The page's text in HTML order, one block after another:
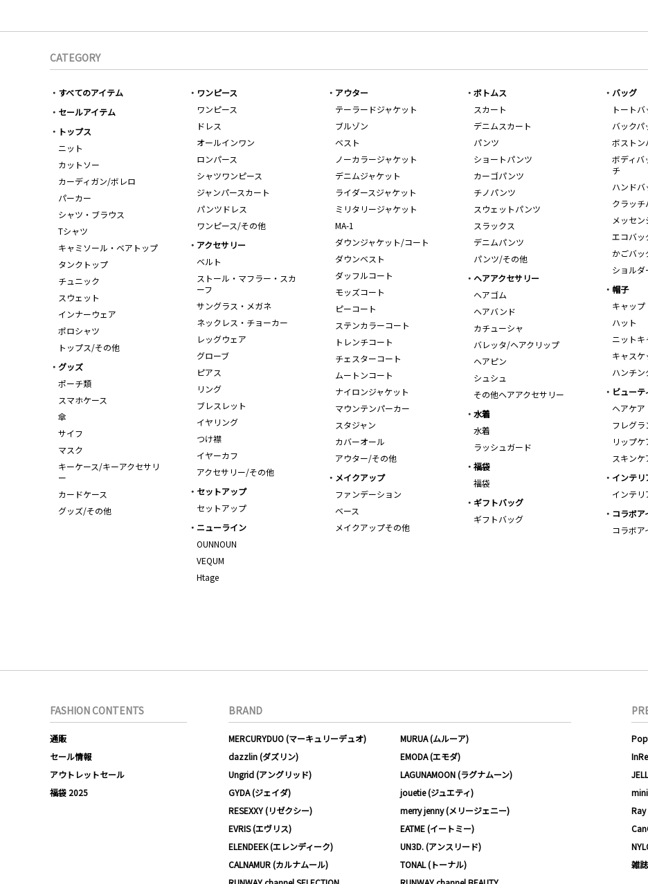
CATEGORY
すべてのアイテム
セールアイテム
トップス
ニット
カットソー
カーディガン/ボレロ
パーカー
シャツ・ブラウス
Tシャツ
キャミソール・ベアトップ
タンクトップ
チュニック
スウェット
インナーウェア
ポロシャツ
トップス/その他
ワンピース
ワンピース
ドレス
オールインワン
ロンパース
シャツワンピース
ジャンパースカート
パンツドレス
ワンピース/その他
アウター
テーラードジャケット
ブルゾン
ベスト
ノーカラージャケット
デニムジャケット
ライダースジャケット
ミリタリージャケット
MA-1
ダウンジャケット/コート
ダウンベスト
ダッフルコート
モッズコート
ピーコート
ステンカラーコート
トレンチコート
チェスターコート
ムートンコート
ナイロンジャケット
マウンテンパーカー
スタジャン
カバーオール
アウター/その他
ボトムス
スカート
デニムスカート
パンツ
ショートパンツ
カーゴパンツ
チノパンツ
スウェットパンツ
スラックス
デニムパンツ
パンツ/その他
バッグ
トートバ
バック
ボストン
ボディバ
チ
ハンドバ
クラッチ
メッセ
エコバ
かごバッ
ショル
アクセサリー
ベルト
ストール・マフラー・スカ
ーフ
サングラス・メガネ
ネックレス・チョーカー
レッグウェア
グローブ
ピアス
リング
ブレスレット
イヤリング
つけ襟
イヤーカフ
アクセサリー/その他
ヘアアクセサリー
ヘアゴム
ヘアバンド
カチューシャ
バレッタ/ヘアクリップ
ヘアピン
シュシュ
その他ヘアアクセサリー
帽子
キャップ
ハット
ニット
キャスケ
ハンチ
グッズ
ポーチ類
スマホケース
傘
サイフ
マスク
キーケース/キーアクセサリ
ー
カードケース
グッズ/その他
ビューテ
ヘアケア
フレグラ
リップケ
スキンケ
水着
水着
ラッシュガード
福袋
福袋
メイクアップ
ファンデーション
ベース
メイクアップその他
インテ
インテ
セットアップ
セットアップ
ギフトバッグ
ギフトバッグ
コラボア
コラボア
ニューライン
OUNNOUN
VEQUM
Htage
FASHION CONTENTS
通販
セール情報
アウトレットセール
福袋 2025
BRAND
MERCURYDUO (マーキュリーデュオ)
MURUA (ムルーア)
dazzlin (ダズリン)
EMODA (エモダ)
Ungrid (アングリッド)
LAGUNAMOON (ラグナムーン)
GYDA (ジェイダ)
jouetie (ジュエティ)
RESEXXY (リゼクシー)
merry jenny (メリージェニー)
EVRIS (エヴリス)
EATME (イートミー)
ELENDEEK (エレンディーク)
UN3D. (アンスリード)
CALNAMUR (カルナムール)
TONAL (トーナル)
mini
Ray
雑